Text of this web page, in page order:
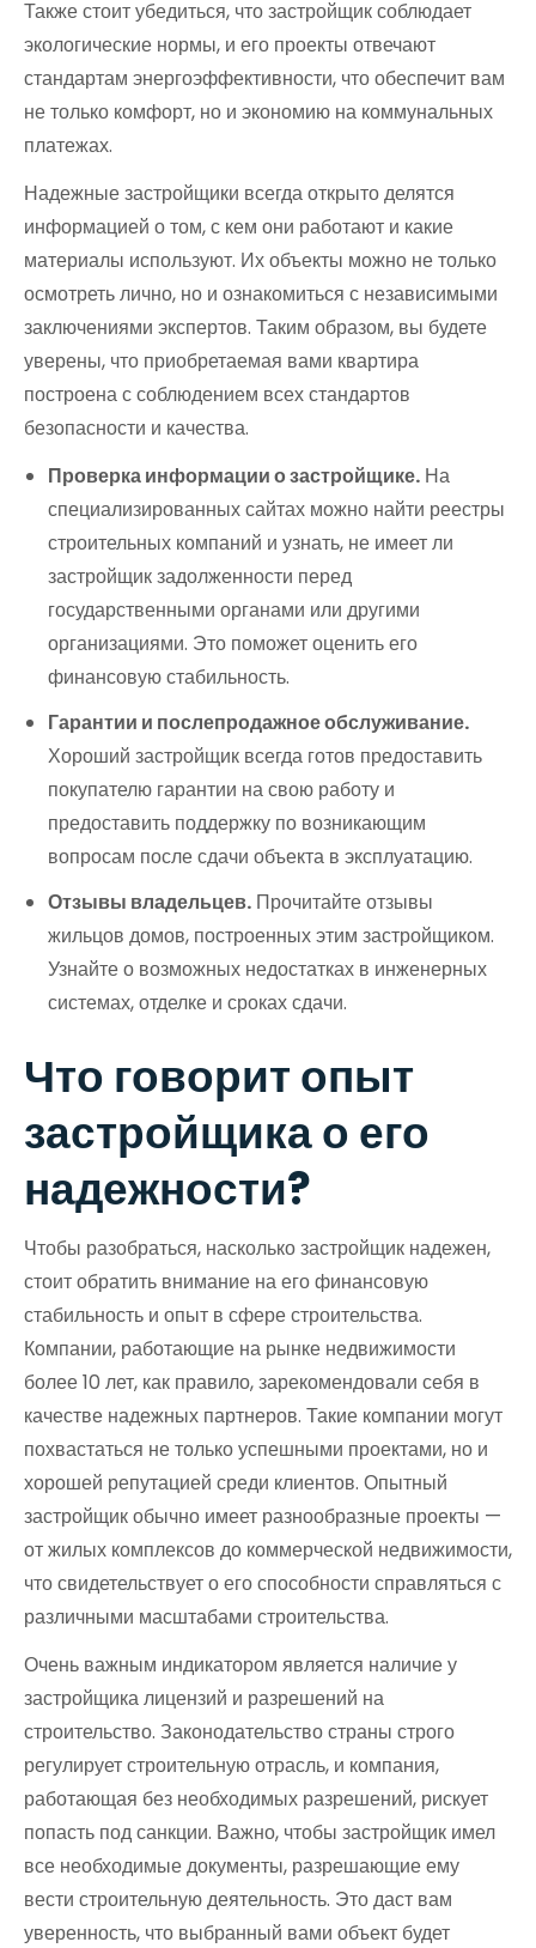
Также стоит убедиться, что застройщик соблюдает
экологические нормы, и его проекты отвечают
стандартам энергоэффективности, что обеспечит вам
не только комфорт, но и экономию на коммунальных
платежах.
Надежные застройщики всегда открыто делятся
информацией о том, с кем они работают и какие
материалы используют. Их объекты можно не только
осмотреть лично, но и ознакомиться с независимыми
заключениями экспертов. Таким образом, вы будете
уверены, что приобретаемая вами квартира
построена с соблюдением всех стандартов
безопасности и качества.
Проверка информации о застройщике. На
специализированных сайтах можно найти реестры
строительных компаний и узнать, не имеет ли
застройщик задолженности перед
государственными органами или другими
организациями. Это поможет оценить его
финансовую стабильность.
Гарантии и послепродажное обслуживание.
Хороший застройщик всегда готов предоставить
покупателю гарантии на свою работу и
предоставить поддержку по возникающим
вопросам после сдачи объекта в эксплуатацию.
Отзывы владельцев. Прочитайте отзывы
жильцов домов, построенных этим застройщиком.
Узнайте о возможных недостатках в инженерных
системах, отделке и сроках сдачи.
Что говорит опыт
застройщика о его
надежности?
Чтобы разобраться, насколько застройщик надежен,
стоит обратить внимание на его финансовую
стабильность и опыт в сфере строительства.
Компании, работающие на рынке недвижимости
более 10 лет, как правило, зарекомендовали себя в
качестве надежных партнеров. Такие компании могут
похвастаться не только успешными проектами, но и
хорошей репутацией среди клиентов. Опытный
застройщик обычно имеет разнообразные проекты —
от жилых комплексов до коммерческой недвижимости,
что свидетельствует о его способности справляться с
различными масштабами строительства.
Очень важным индикатором является наличие у
застройщика лицензий и разрешений на
строительство. Законодательство страны строго
регулирует строительную отрасль, и компания,
работающая без необходимых разрешений, рискует
попасть под санкции. Важно, чтобы застройщик имел
все необходимые документы, разрешающие ему
вести строительную деятельность. Это даст вам
уверенность, что выбранный вами объект будет